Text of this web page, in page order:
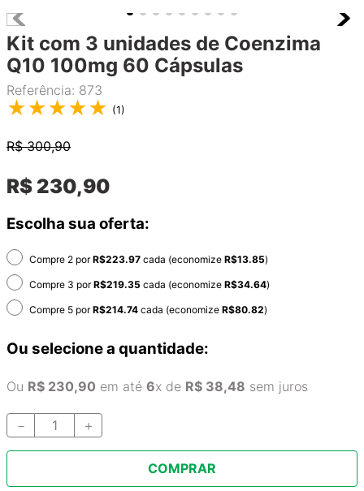
Kit com 3 unidades de Coenzima
Q10 100mg 60 Cápsulas
Referência: 873
★★★★★ (1)
R$300,90
R$ 230,90
Escolha sua oferta:
Compre 2 porR$223.97 cada (economize R$13.85)
Compre 3 porR$219.35 cada (economize R$34.64)
Compre 5 porR$214.74 cada (economize R$80.82)
Ou selecione a quantidade:
Ou R$ 230,90 em até 6x de R$ 38,48 sem juros
＋
－
COMPRAR